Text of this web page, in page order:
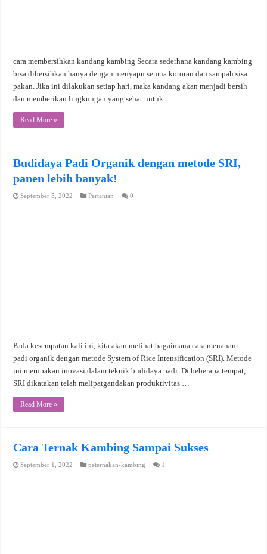
cara membersihkan kandang kambing Secara sederhana kandang kambing
bisa dibersihkan hanya dengan menyapu semua kotoran dan sampah sisa
pakan. Jika ini dilakukan setiap hari, maka kandang akan menjadi bersih
dan memberikan lingkungan yang sehat untuk …
Read More »
Budidaya Padi Organik dengan metode SRI,
panen lebih banyak!
September 5, 2022 Pertanian 0
Pada kesempatan kali ini, kita akan melihat bagaimana cara menanam
padi organik dengan metode System of Rice Intensification (SRI). Metode
ini merupakan inovasi dalam teknik budidaya padi. Di beberapa tempat,
SRI dikatakan telah melipatgandakan produktivitas …
Read More »
Cara Ternak Kambing Sampai Sukses
September 1, 2022 peternakan-kambing 1